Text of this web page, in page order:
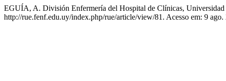
EGUÍA, A. División Enfermería del Hospital de Clínicas, Universidad
http://rue.fenf.edu.uy/index.php/rue/article/view/81. Acesso em: 9 ago.